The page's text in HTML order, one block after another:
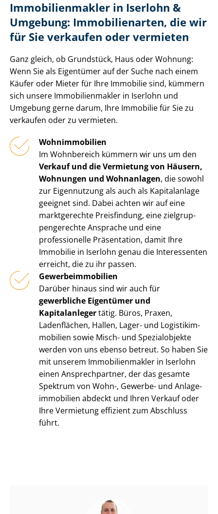
Im­mo­bi­li­en­mak­ler in Iserlohn &
Umgebung: Immobilienarten, die wir
für Sie verkaufen oder vermieten
Ganz gleich, ob Grundstück, Haus oder Wohnung:
Wenn Sie als Eigentümer auf der Suche nach einem
Käufer oder Mieter für Ihre Immobilie sind, kümmern
sich unsere Im­mo­bi­li­en­mak­ler in Iserlohn und
Umgebung gerne darum, Ihre Immobilie für Sie zu
verkaufen oder zu vermieten.
Wohnimmobilien
Im Wohnbereich kümmern wir uns um den
Verkauf und die Vermietung von Häusern,
Wohnungen und Wohnanlagen, die sowohl
zur Eigennutzung als auch als Kapitalanlage
geeignet sind. Dabei achten wir auf eine
marktgerechte Preisfindung, eine ziel­grup­
pen­ge­rech­te Ansprache und eine
professionelle Präsentation, damit Ihre
Immobilie in Iserlohn genau die Interessenten
erreicht, die zu ihr passen.
Ge­wer­be­im­mo­bi­li­en
Darüber hinaus sind wir auch für
gewerbliche Eigentümer und
Kapitalanlegertätig. Büros, Praxen,
Ladenflächen, Hallen, Lager- und Lo­gis­tik­im­
mo­bi­li­en sowie Misch- und Spezialobjekte
werden von uns ebenso betreut. So haben Sie
mit unserem Im­mo­bi­li­en­mak­ler in Iserlohn
einen Ansprechpartner, der das gesamte
Spektrum von Wohn-, Gewerbe- und An­la­ge­
im­mo­bi­li­en abdeckt und Ihren Verkauf oder
Ihre Vermietung effizient zum Abschluss
führt.